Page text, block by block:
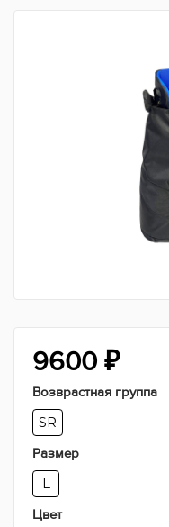
9600 ₽
Возврастная группа
SR
Размер
L
Цвет